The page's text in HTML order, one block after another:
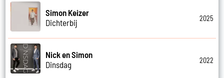
Simon Keizer
Dichterbij
2025
Nick en Simon
Dinsdag
2022